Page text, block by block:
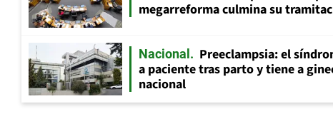
megarreforma culmina su
Nacional
Preeclampsia: el
a paciente tras parto y tiene a
nacional